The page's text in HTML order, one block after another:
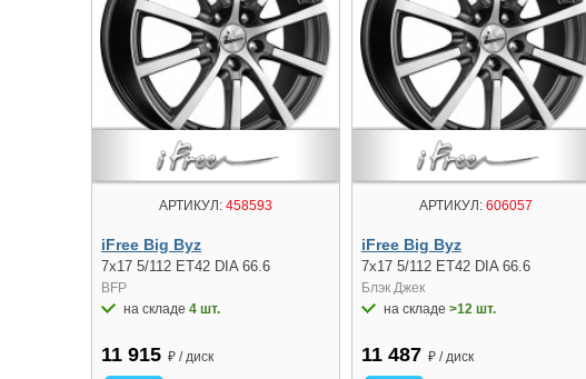
АРТИКУЛ:458593
iFree Big Byz
7x17 5/112 ET42 DIA 66.6
BFP
на складе 4 шт.
11 915 ₽ / диск
АРТИКУЛ:606057
iFree Big Byz
7x17 5/112 ET42 DIA 66.6
Блэк Джек
на складе >12 шт.
11 487 ₽ / диск